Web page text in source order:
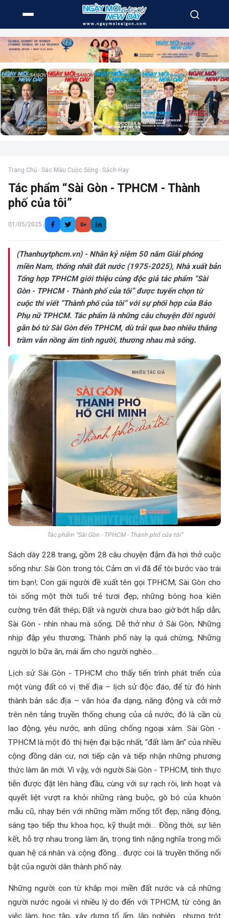
Trang Chủ › Sắc Màu Cuộc Sống › Sách Hay
Tác phẩm “Sài Gòn - TPHCM - Thành
phố của tôi”
01/05/2025 | G+
(Thanhuytphcm.vn) - Nhân kỷ niệm 50 năm Giải phóng
miền Nam, thống nhất đất nước (1975-2025), Nhà xuất bản
Tổng hợp TPHCM giới thiệu cùng độc giả tác phẩm “Sài
Gòn - TPHCM - Thành phố của tôi” được tuyển chọn từ
cuộc thi viết “Thành phố của tôi” với sự phối hợp của Báo
Phụ nữ TPHCM. Tác phẩm là những câu chuyện đời người
gắn bó từ Sài Gòn đến TPHCM, dù trải qua bao nhiêu thăng
trầm vẫn nồng ấm tình người, thương nhau mà sống.
Tác phẩm “Sài Gòn - TPHCM - Thành phố của tôi”
Sách dày 228 trang, gồm 28 câu chuyện đậm đà hơi thở cuộc
sống như: Sài Gòn trong tôi; Cảm ơn vì đã để tôi bước vào trái
tim bạn!; Con gái người đề xuất tên gọi TPHCM; Sài Gòn cho
tôi sống một thời tuổi trẻ tươi đẹp; những bông hoa kiên
cường trên đất thép; Đất và người chưa bao giờ bớt hấp dẫn;
Sài Gòn - nhìn nhau mà sống; Dễ thở như ở Sài Gòn; Những
nhịp đập yêu thương; Thành phố này lạ quá chừng; Những
người lo bữa ăn, mái ấm cho người nghèo…
Lịch sử Sài Gòn - TPHCM cho thấy tiến trình phát triển của
một vùng đất có vị thế địa – lịch sử độc đáo, để từ đó hình
thành bản sắc địa – văn hóa đa dạng, năng động và cởi mở
trên nên tảng truyền thống chung của cả nước, đó là cần cù
lao động, yêu nước, anh dũng chống ngoại xâm. Sài Gòn -
TPHCM là một đô thị hiện đại bậc nhất, “đất làm ăn” của nhiều
cộng đồng dân cư, nơi tiếp cận và tiếp nhận những phương
thức làm ăn mới. Vì vậy, với người Sài Gòn - TPHCM, tính thực
tiễn được đặt lên hàng đầu, cùng với sự rạch ròi, linh hoạt và
quyết liệt vượt ra khỏi những ràng buộc, gò bó của khuôn
mẫu cũ, nhạy bén với những mầm mống tốt đẹp, năng động,
sáng tạo tiếp thu khoa học, kỹ thuật mới… Đồng thời, sự liên
kết, hỗ trợ nhau trong làm ăn, trọng tình nặng nghĩa trong mối
quan hệ cá nhân và cộng đồng… được coi là truyền thống nổi
bật của người dân thành phố này.
Những người con từ khắp mọi miền đất nước và cả những
người nước ngoài vì nhiều lý do đến với TPHCM, từ công ăn
việc làm, học tập, xây dựng tổ ấm, lập nghiệp... nhưng trót